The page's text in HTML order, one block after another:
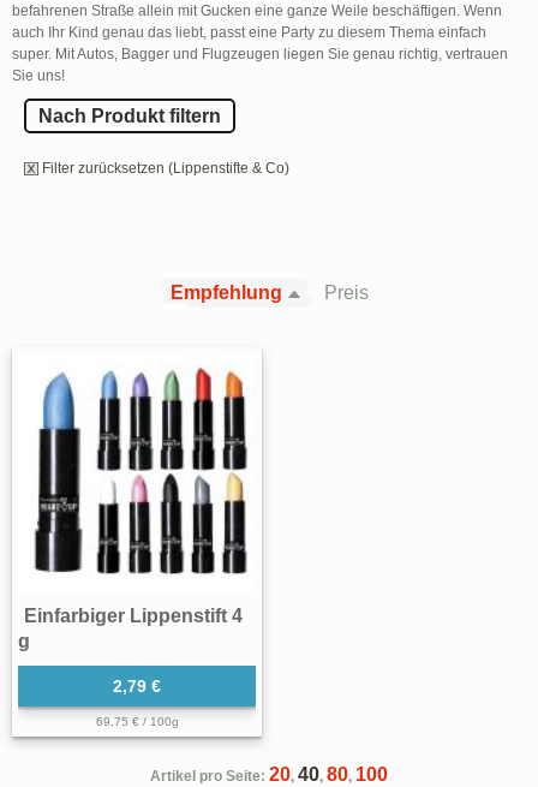
befahrenen Straße allein mit Gucken eine ganze Weile beschäftigen. Wenn
auch Ihr Kind genau das liebt, passt eine Party zu diesem Thema einfach
super. Mit Autos, Bagger und Flugzeugen liegen Sie genau richtig, vertrauen
Sie uns!
Nach Produkt filtern
Filter zurücksetzen (Lippenstifte & Co)
Empfehlung Preis
Einfarbiger Lippenstift 4
g
2,79 €
69,75 € / 100g
Artikel pro Seite: 20, 40, 80, 100